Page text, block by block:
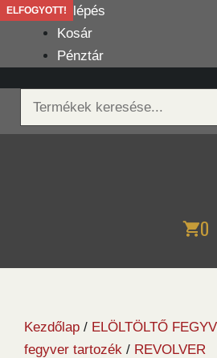
Kilépés
tartalomba
Belépés
Kosár
Pénztár
Keresés
0
Kezdőlap / ELÖLTÖLTŐ
fegyver tartozék / REVOLVER
ELFOGYOTT!